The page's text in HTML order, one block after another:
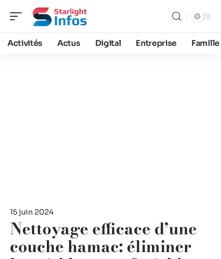
Activités Actus Digital Entreprise Famille
15 juin 2024
Nettoyage efficace d’une
couche hamac: éliminer